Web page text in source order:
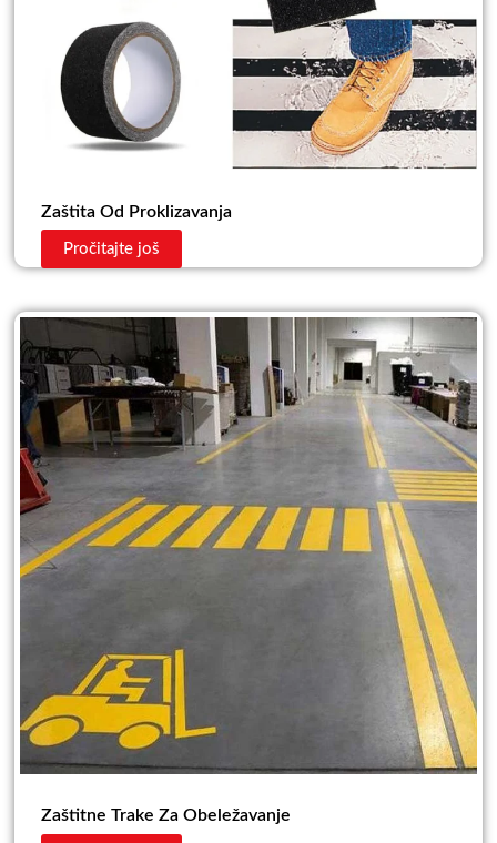
Zaštita Od Proklizavanja
Pročitajte još
Zaštitne Trake Za Obeležavanje